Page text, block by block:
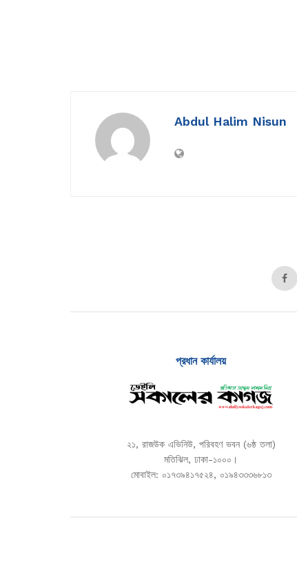
Abdul Halim Nisun
প্রধান কার্যালয়
২১, রাজউক এভিনিউ, পরিবহণ ভবন (৬ষ্ঠ তলা)
মতিঝিল, ঢাকা-১০০০।
মোবাইল: ০১৭৩৯৪১৭৫২৪, ০১৯৪৩৩৩৬৮১৩